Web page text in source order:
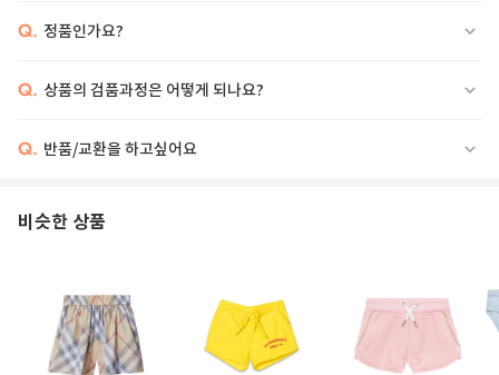
Q. 정품인가요?
Q. 상품의 검품과정은 어떻게 되나요?
Q. 반품/교환을 하고싶어요
비슷한 상품